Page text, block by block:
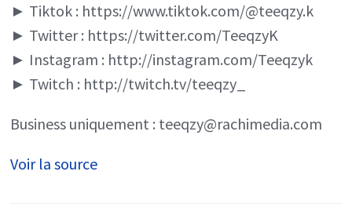
► Tiktok : https://www.tiktok.com/@teeqzy.k
► Twitter : https://twitter.com/TeeqzyK
► Instagram : http://instagram.com/Teeqzyk
► Twitch : http://twitch.tv/teeqzy_
Business uniquement : teeqzy@rachimedia.com
Voir la source